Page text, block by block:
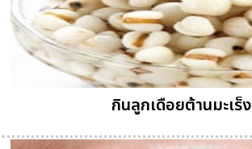
กินลูกเดือยต้านมะเร็ง